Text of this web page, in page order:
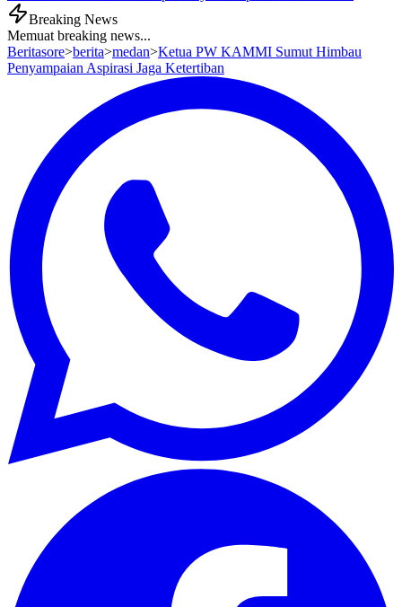
Breaking News
Memuat breaking news...
Beritasore>berita>medan>Ketua PW KAMMI Sumut Himbau
Penyampaian Aspirasi Jaga Ketertiban